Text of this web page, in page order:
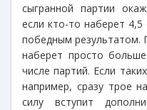
сыгранной партии
если кто-то наберет
победным результатом.
наберет просто
числе партий. Если
например, сразу трое
силу вступит